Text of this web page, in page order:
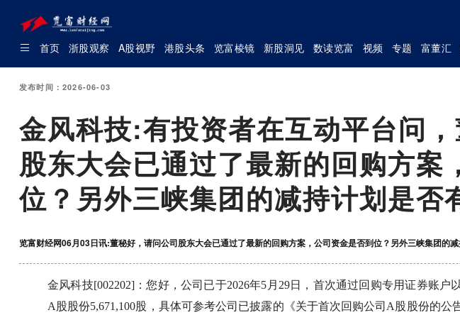
首页 浙股观察 A股视野 港股头条 览富棱镜 新股洞见 数读览富 视频 专题 富董汇
发布时间：2026-06-03
金风科技:有投资者在互动平台问
股东大会已通过了最新的回购方案
位？另外三峡集团的减持计划是否
览富财经网06月03日讯:董秘好，请问公司股东大会已通过了最新的回购方案，公司资金是否到位？另外三峡集团的
金风科技[002202]：您好，公司已于2026年5月29日，首次通过回购专用证券账户
A股股份5,671,100股，具体可参考公司已披露的《关于首次回购公司A股股份的公